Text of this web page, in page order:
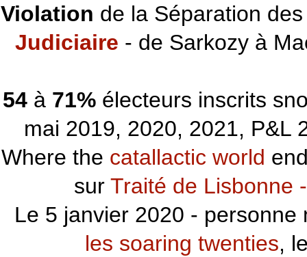
Violation de la Séparation
Judiciaire - de Sarkozy à
54à 71%électeurs inscrits
mai 2019, 2020, 2021, P&L
Where the catallactic world
sur Traité de Lisbonne
Le 5 janvier 2020 -
les soaring twenties,